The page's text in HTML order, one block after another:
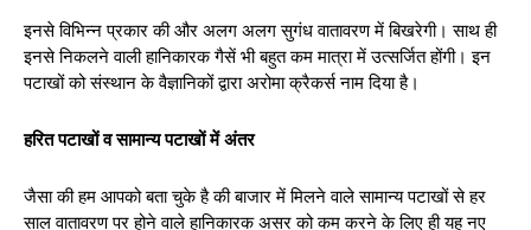
इनसे विभिन्न प्रकार की और अलग अलग सुगंध वातावरण में बिखरेगी। साथ ही
इनसे निकलने वाली हानिकारक गैसें भी बहुत कम मात्रा में उत्सर्जित होंगी। इन
पटाखों को संस्थान के वैज्ञानिकों द्वारा अरोमा क्रैकर्स नाम दिया है।
हरित पटाखों व सामान्य पटाखों में अंतर
जैसा की हम आपको बता चुके है की बाजार में मिलने वाले सामान्य पटाखों से हर
साल वातावरण पर होने वाले हानिकारक असर को कम करने के लिए ही यह नए